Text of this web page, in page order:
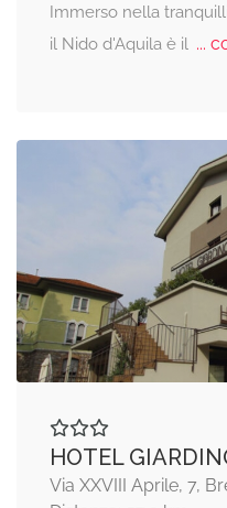
Immerso nella
il Nido d'Aquila è il ...
HOTEL
Via XXVIII Aprile, 7,